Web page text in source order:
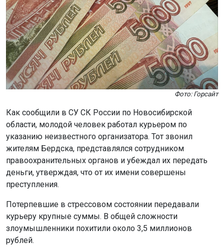
Фото: Горсайт
Как сообщили в СУ СК России по Новосибирской
области, молодой человек работал курьером по
указанию неизвестного организатора. Тот звонил
жителям Бердска, представлялся сотрудником
правоохранительных органов и убеждал их передать
деньги, утверждая, что от их имени совершены
преступления.
Потерпевшие в стрессовом состоянии передавали
курьеру крупные суммы. В общей сложности
злоумышленники похитили около 3,5 миллионов
рублей.